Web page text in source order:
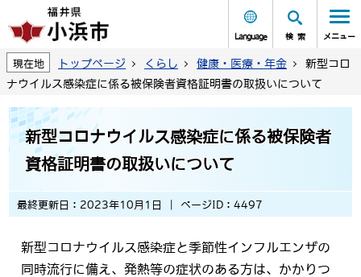
Language 検索 メニュー
現在地 トップページ くらし 健康・医療・年金
新型コロ
ナウイルス感染症に係る被保険者資格証明書の取扱いについて
新型コロナウイルス感染症に係る被保険者
資格証明書の取扱いについて
最終更新日：2023年10月1日 ページID：4497
新型コロナウイルス感染症と季節性インフルエンザの
同時流行に備え、発熱等の症状のある方は、かかりつ